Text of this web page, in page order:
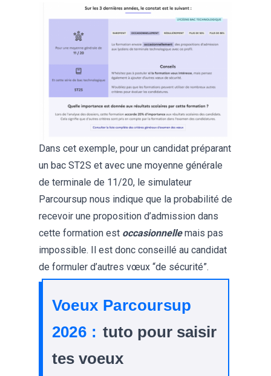
Dans cet exemple, pour un candidat préparant
un bac ST2S et avec une moyenne générale
de terminale de 11/20, le simulateur
Parcoursup nous indique que la probabilité de
recevoir une proposition d’admission dans
cette formation est occasionnellemais pas
impossible. Il est donc conseillé au candidat
de formuler d’autres vœux “de sécurité”.
Voeux Parcoursup
2026 : tuto pour saisir
tes voeux